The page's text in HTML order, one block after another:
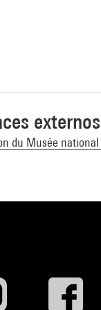
externos
du Musée national